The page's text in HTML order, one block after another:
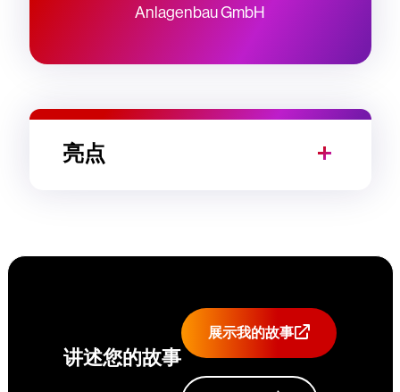
Anlagenbau GmbH
亮点
讲述您的故事
展示我的故事